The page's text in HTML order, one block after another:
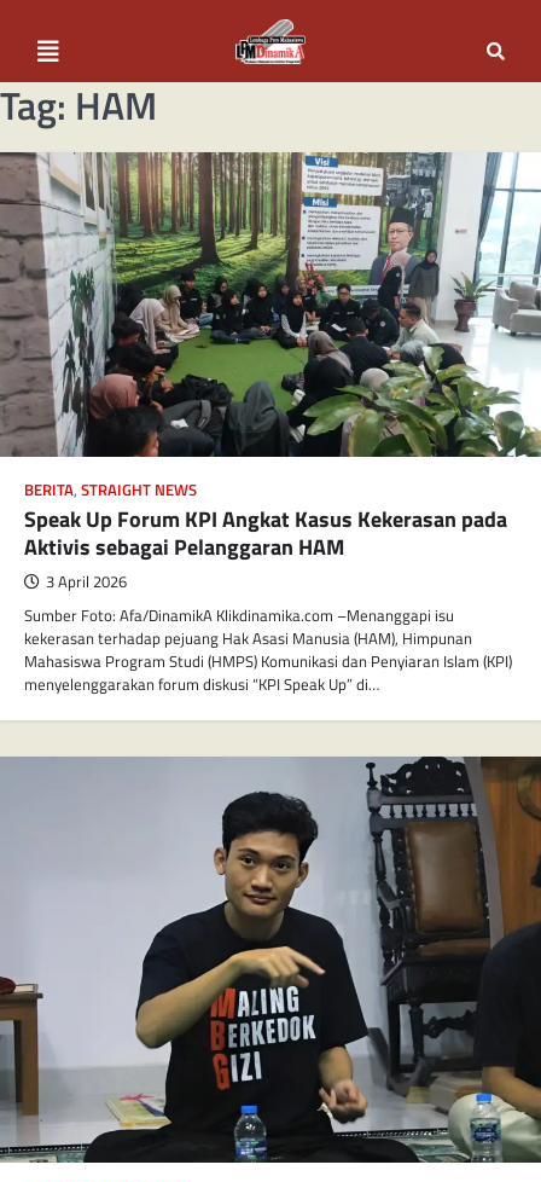
Tag: HAM
BERITA, STRAIGHT NEWS
Speak Up Forum KPI Angkat Kasus Kekerasan pada
Aktivis sebagai Pelanggaran HAM
3 April 2026
Sumber Foto: Afa/DinamikA Klikdinamika.com –Menanggapi isu
kekerasan terhadap pejuang Hak Asasi Manusia (HAM), Himpunan
Mahasiswa Program Studi (HMPS) Komunikasi dan Penyiaran Islam (KPI)
menyelenggarakan forum diskusi “KPI Speak Up” di…